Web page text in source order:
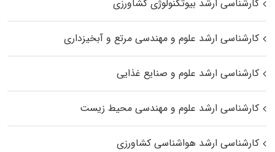
کارشناسی ارشد بیوتکنولوژی کشاورزی
کارشناسی ارشد علوم و مهندسی مرتع و آبخیزداری
کارشناسی ارشد علوم و صنایع غذایی
کارشناسی ارشد علوم و مهندسی محیط زیست
کارشناسی ارشد هواشناسی کشاورزی